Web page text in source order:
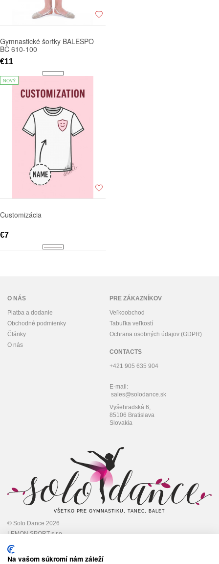
Gymnastické šortky BALESPO
BC 610-100
€11
NOVÝ
Customizácia
€7
O NÁS
Platba a dodanie
Obchodné podmienky
Články
O nás
PRE ZÁKAZNÍKOV
Veľkoobchod
Tabuľka veľkostí
Ochrana osobných údajov (GDPR)
CONTACTS
+421 905 635 904
E-mail:
sales@solodance.sk
Vyšehradská 6,
85106 Bratislava
Slovakia
VŠETKO PRE GYMNASTIKU, TANEC, BALET
© Solo Dance 2026
LEMON SPORT s.r.o
IČO: 45 348 545,
DIČ: 2022948301
Na vašom súkromí nám záleží